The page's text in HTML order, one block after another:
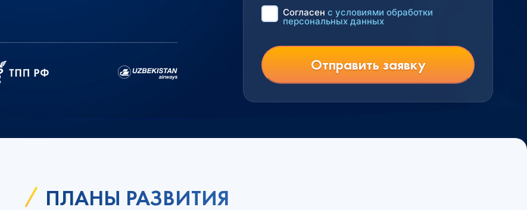
Согласен с условиями обработки
персональных данных
Отправить заявку
ПЛАНЫ РАЗВИТИЯ